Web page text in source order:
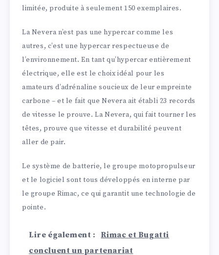
limitée, produite à seulement 150 exemplaires.
La Nevera n’est pas une hypercar comme les
autres, c’est une hypercar respectueuse de
l’environnement. En tant qu’hypercar entièrement
électrique, elle est le choix idéal pour les
amateurs d’adrénaline soucieux de leur empreinte
carbone – et le fait que Nevera ait établi 23 records
de vitesse le prouve. La Nevera, qui fait tourner les
têtes, prouve que vitesse et durabilité peuvent
aller de pair.
Le système de batterie, le groupe motopropulseur
et le logiciel sont tous développés en interne par
le groupe Rimac, ce qui garantit une technologie de
pointe.
Lire également :
Rimac et Bugatti
concluent un partenariat